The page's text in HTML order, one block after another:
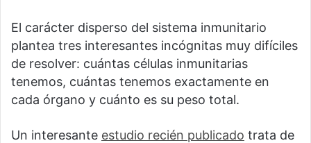
El carácter disperso del sistema inmunitario
plantea tres interesantes incógnitas muy difíciles
de resolver: cuántas células inmunitarias
tenemos, cuántas tenemos exactamente en
cada órgano y cuánto es su peso total.
Un interesante estudio recién publicado trata de